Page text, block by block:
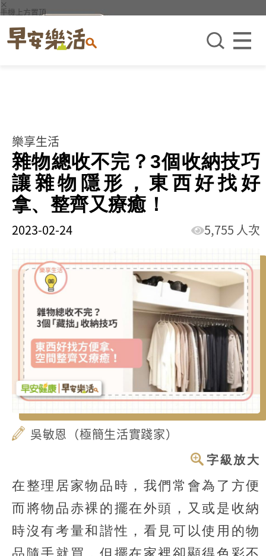
×
手機上方置頂
樂享生活
雜物總收不完？3個收納技巧
讓雜物隱形，東西好找好
拿、整齊又療癒！
2023-02-24 5,755 人次
吳敏恩（極簡生活實踐家）
字級放大
在整理居家物品時，我們常會為了方便
而將物品赤裸的擺在外頭，又或是收納
時沒有考量和諧性，看見可以使用的物